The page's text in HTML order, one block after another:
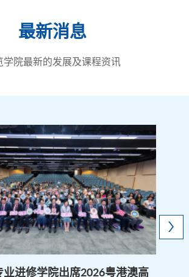
最新消息
学院最新的发展及课程资讯
业进修学院出席2026粤港澳高